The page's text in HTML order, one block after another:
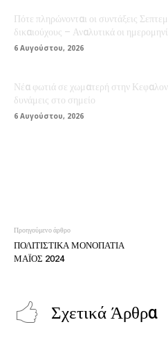
Πότε πληρώνονται οι συντάξεις
δικαιούχους – Αναλυτικά οι
6 Αυγούστου, 2026
Νέα φωτιά σε χωματερή στην
δυνάμεις στο σημείο
6 Αυγούστου, 2026
Προηγούμενο άρθρο
ΠΟΛΙΤΙΣΤΙΚΑ ΜΟΝΟΠΑΤΙΑ
ΜΑΪΟΣ 2024
Σχετικά Άρθρα